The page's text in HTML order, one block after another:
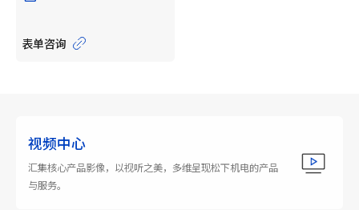
表单咨询
视频中心
汇集核心产品影像，以视听之美，多维呈现松下机电的产品
与服务。